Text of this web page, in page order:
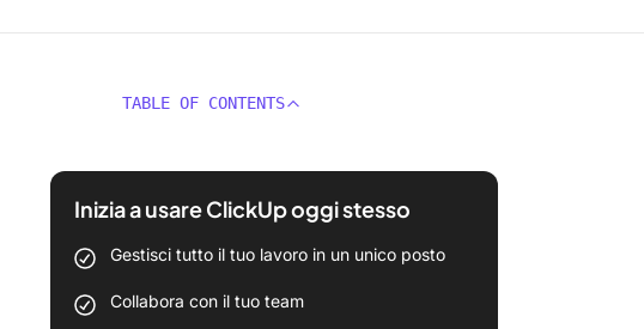
TABLE OF CONTENTS
Inizia a usare ClickUp oggi stesso
Gestisci tutto il tuo lavoro in un unico posto
Collabora con il tuo team